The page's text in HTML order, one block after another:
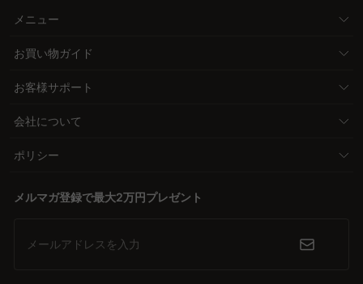
メニュー
お買い物ガイド
お客様サポート
会社について
ポリシー
メルマガ登録で最大2万円プレゼント
メールアドレスを入力